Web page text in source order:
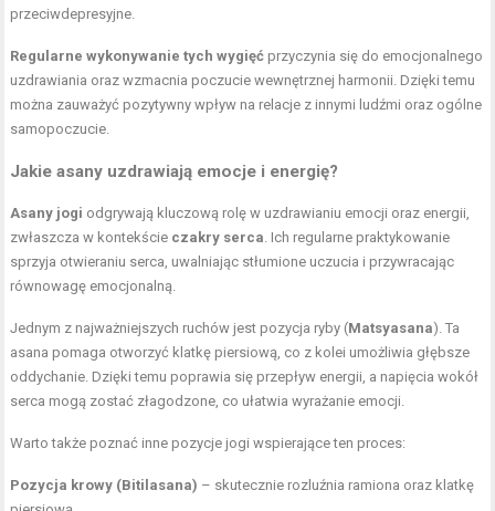
przeciwdepresyjne.
Regularne wykonywanie tych wygięć przyczynia się do emocjonalnego
uzdrawiania oraz wzmacnia poczucie wewnętrznej harmonii. Dzięki temu
można zauważyć pozytywny wpływ na relacje z innymi ludźmi oraz ogólne
samopoczucie.
Jakie asany uzdrawiają emocje i energię?
Asany jogi odgrywają kluczową rolę w uzdrawianiu emocji oraz energii,
zwłaszcza w kontekście czakry serca. Ich regularne praktykowanie
sprzyja otwieraniu serca, uwalniając stłumione uczucia i przywracając
równowagę emocjonalną.
Jednym z najważniejszych ruchów jest pozycja ryby (Matsyasana). Ta
asana pomaga otworzyć klatkę piersiową, co z kolei umożliwia głębsze
oddychanie. Dzięki temu poprawia się przepływ energii, a napięcia wokół
serca mogą zostać złagodzone, co ułatwia wyrażanie emocji.
Warto także poznać inne pozycje jogi wspierające ten proces:
Pozycja krowy (Bitilasana) – skutecznie rozluźnia ramiona oraz klatkę